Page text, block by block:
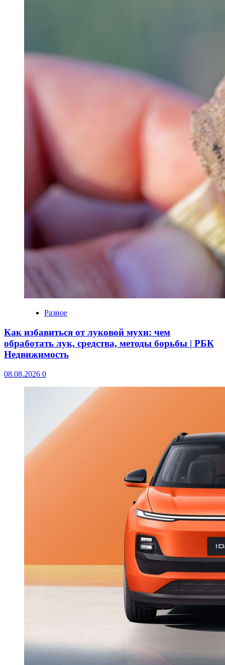
Разное
Как избавиться от луковой мухи: чем
обработать лук, средства, методы борьбы | РБК
Недвижимость
08.08.2026 0